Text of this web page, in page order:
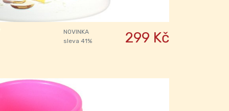
NOVINKA
sleva 41%
299 Kč